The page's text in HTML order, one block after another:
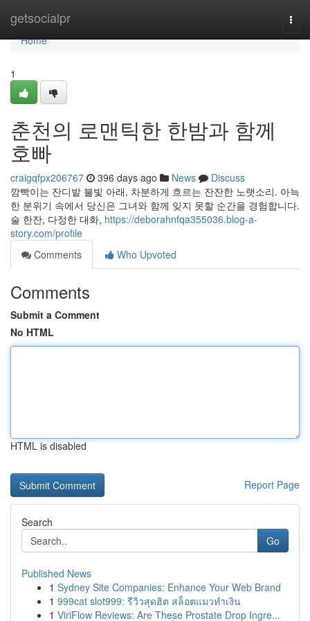
getsocialpr
Home
Home
1
춘천의 로맨틱한 한밤과 함께
호빠
craigqfpx206767 396 days ago News
Discuss
깜빡이는 잔디밭 불빛 아래, 차분하게 흐르는 잔잔한 노랫소리. 아늑
한 분위기 속에서 당신은 그녀와 함께 잊지 못할 순간을 경험합니다.
술 한잔, 다정한 대화, https://deborahnfqa355036.blog-a-
story.com/profile
Comments
Who Upvoted
Comments
Submit a Comment
No HTML
HTML is disabled
Report Page
Search
Go
Published News
1 Sydney Site Companies: Enhance Your Web Brand
1 999cat slot999: รีวิวสุดฮิต สล็อตแมวทำเงิน
1 ViriFlow Reviews: Are These Prostate Drop Ingre...